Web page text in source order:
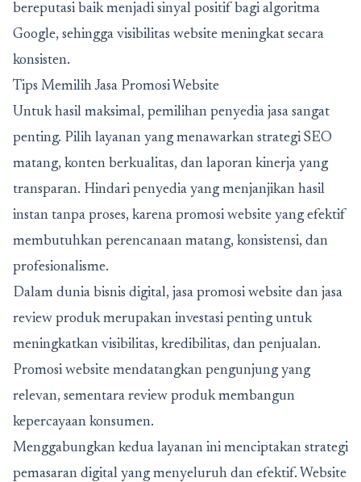
bereputasi baik menjadi sinyal positif bagi algoritma
Google, sehingga visibilitas website meningkat secara
konsisten.
Tips Memilih Jasa Promosi Website
Untuk hasil maksimal, pemilihan penyedia jasa sangat
penting. Pilih layanan yang menawarkan strategi SEO
matang, konten berkualitas, dan laporan kinerja yang
transparan. Hindari penyedia yang menjanjikan hasil
instan tanpa proses, karena promosi website yang efektif
membutuhkan perencanaan matang, konsistensi, dan
profesionalisme.
Dalam dunia bisnis digital, jasa promosi website dan jasa
review produk merupakan investasi penting untuk
meningkatkan visibilitas, kredibilitas, dan penjualan.
Promosi website mendatangkan pengunjung yang
relevan, sementara review produk membangun
kepercayaan konsumen.
Menggabungkan kedua layanan ini menciptakan strategi
pemasaran digital yang menyeluruh dan efektif. Website